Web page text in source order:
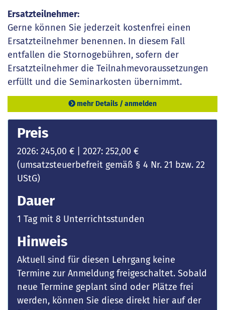
Ersatzteilnehmer:
Gerne können Sie jederzeit kostenfrei einen
Ersatzteilnehmer benennen. In diesem Fall
entfallen die Stornogebühren, sofern der
Ersatzteilnehmer die Teilnahmevoraussetzungen
erfüllt und die Seminarkosten übernimmt.
mehr Details / anmelden
Preis
2026: 245,00 € | 2027: 252,00 €
(umsatzsteuerbefreit gemäß § 4 Nr. 21 bzw. 22
UStG)
Dauer
1 Tag mit 8 Unterrichtsstunden
Hinweis
Aktuell sind für diesen Lehrgang keine
Termine zur Anmeldung freigeschaltet. Sobald
neue Termine geplant sind oder Plätze frei
werden, können Sie diese direkt hier auf der